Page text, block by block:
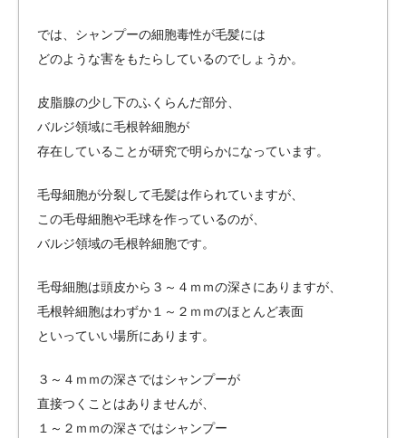
では、シャンプーの細胞毒性が毛髪には
どのような害をもたらしているのでしょうか。
皮脂腺の少し下のふくらんだ部分、
バルジ領域に毛根幹細胞が
存在していることが研究で明らかになっています。
毛母細胞が分裂して毛髪は作られていますが、
この毛母細胞や毛球を作っているのが、
バルジ領域の毛根幹細胞です。
毛母細胞は頭皮から３～４ｍｍの深さにありますが、
毛根幹細胞はわずか１～２ｍｍのほとんど表面
といっていい場所にあります。
３～４ｍｍの深さではシャンプーが
直接つくことはありませんが、
１～２ｍｍの深さではシャンプー